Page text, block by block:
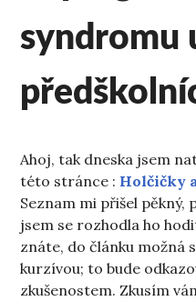
syndromu
Ahoj, tak dneska jsem
této stránce : Holčičky
Seznam mi přišel pěkný,
jsem se rozhodla ho
znáte, do článku možná
kurzívou; to bude
zkušenostem. Zkusím